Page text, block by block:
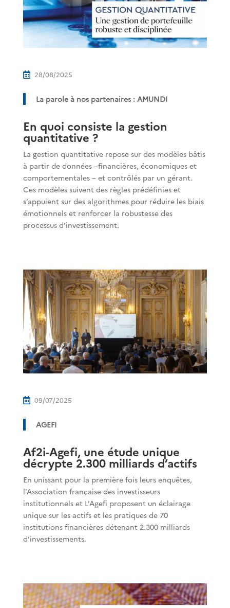
 28/08/2025
La parole à nos partenaires : AMUNDI
En quoi consiste la gestion
quantitative ?
La gestion quantitative repose sur des modèles bâtis
à partir de données –financières, économiques et
comportementales – et contrôlés par un gérant.
Ces modèles suivent des règles prédéfinies et
s’appuient sur des algorithmes pour réduire les biais
émotionnels et renforcer la robustesse des
processus d’investissement.
 09/07/2025
AGEFI
Af2i-Agefi, une étude unique
décrypte 2.300 milliards d’actifs
En unissant pour la première fois leurs enquêtes,
l’Association française des investisseurs
institutionnels et L’Agefi proposent un éclairage
unique sur les actifs et les pratiques de 70
institutions financières détenant 2.300 milliards
d’investissements.